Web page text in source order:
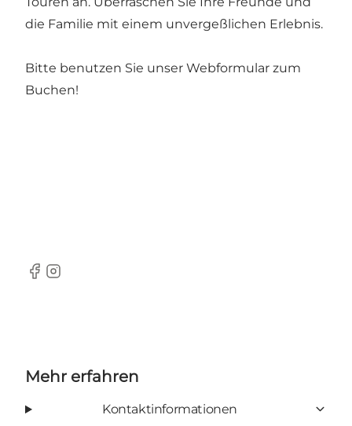
die Familie mit einem unvergeßlichen Erlebnis.
Bitte benutzen Sie unser Webformular zum
Buchen!
Facebook
Instagram
Mehr erfahren
Kontaktinformationen